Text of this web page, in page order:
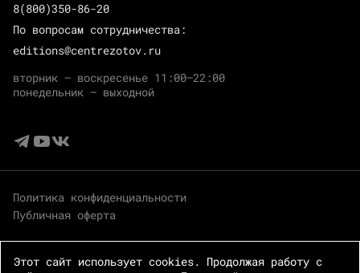
8(800)350-86-20
По вопросам сотрудничества:
editions@centrezotov.ru
вторник — воскресенье 11:00–22:00
понедельник — выходной
Политика конфиденциальности
Публичная оферта
Этот сайт использует cookies. Продолжая работу с